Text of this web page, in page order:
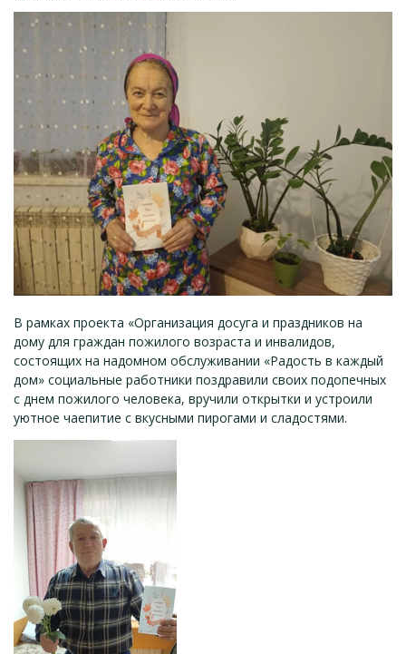
В рамках проекта «Организация досуга и праздников на
дому для граждан пожилого возраста и инвалидов,
состоящих на надомном обслуживании «Радость в каждый
дом» социальные работники поздравили своих подопечных
с днем пожилого человека, вручили открытки и устроили
уютное чаепитие с вкусными пирогами и сладостями.